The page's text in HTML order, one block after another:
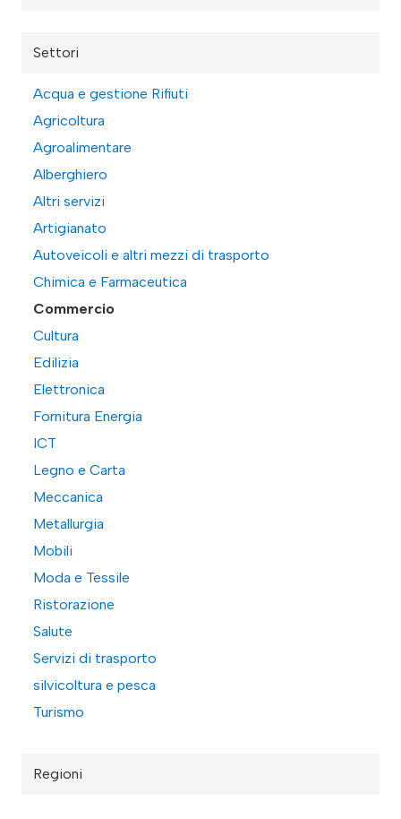
Settori
Acqua e gestione Rifiuti
Agricoltura
Agroalimentare
Alberghiero
Altri servizi
Artigianato
Autoveicoli e altri mezzi di trasporto
Chimica e Farmaceutica
Commercio
Cultura
Edilizia
Elettronica
Fornitura Energia
ICT
Legno e Carta
Meccanica
Metallurgia
Mobili
Moda e Tessile
Ristorazione
Salute
Servizi di trasporto
silvicoltura e pesca
Turismo
Regioni